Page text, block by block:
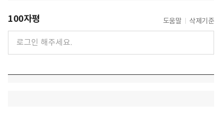
100자평 도움말 삭제기준